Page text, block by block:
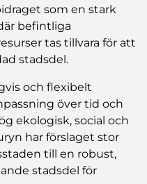
som en stark
befintliga
tas tillvara för att
stadsdel.
och flexibelt
över tid och
ekologisk, social och
har förslaget stor
till en robust,
stadsdel för